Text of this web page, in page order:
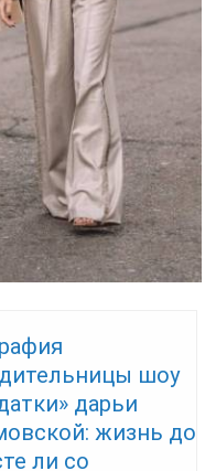
шоу
дарьи
жизнь до
ли со